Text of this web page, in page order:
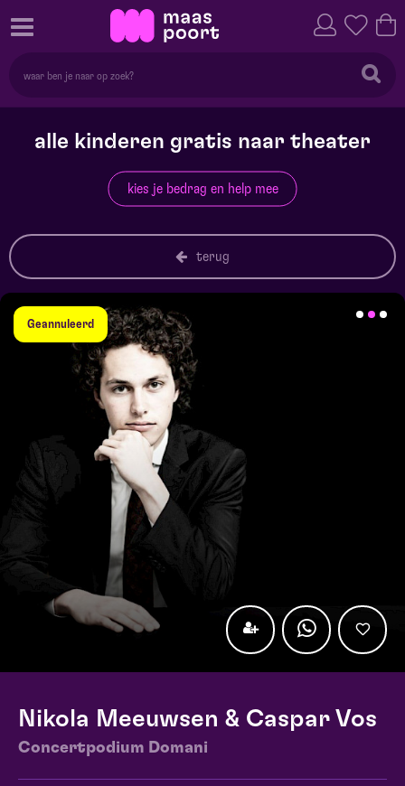
alle kinderen gratis naar theater
kies je bedrag en help mee
terug
Geannuleerd
Nikola Meeuwsen & Caspar Vos
Concertpodium Domani